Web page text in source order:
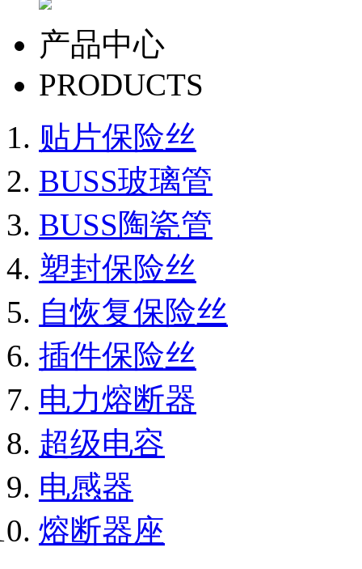
产品中心
PRODUCTS
贴片保险丝
BUSS玻璃管
BUSS陶瓷管
塑封保险丝
自恢复保险丝
插件保险丝
电力熔断器
超级电容
电感器
熔断器座